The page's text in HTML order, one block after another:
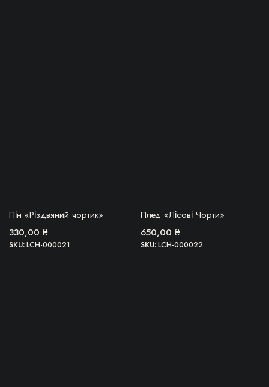
БЕРУ!
Пін «Різдвяний чортик»
330,00 ₴
SKU:LCH-000021
БЕРУ!
Плед «Лісові Чорти»
650,00 ₴
SKU:LCH-000022